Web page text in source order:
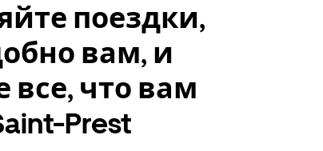
поездки,
вам, и
все, что вам
Prest